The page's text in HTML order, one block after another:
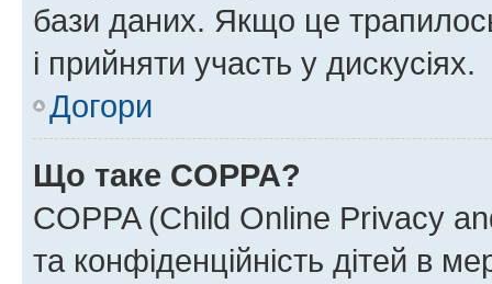
бази даних. Якщо це
і прийняти участь у дискусіях.
Догори
Що таке COPPA?
COPPA (Child Online Privacy
та конфіденційність дітей в